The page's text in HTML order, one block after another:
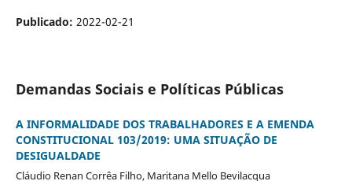
Publicado: 2022-02-21
Demandas Sociais e Políticas Públicas
A INFORMALIDADE DOS TRABALHADORES E A EMENDA
CONSTITUCIONAL 103/2019: UMA SITUAÇÃO DE
DESIGUALDADE
Cláudio Renan Corrêa Filho, Maritana Mello Bevilacqua